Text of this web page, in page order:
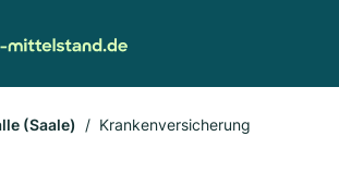
(Saale) Krankenversicherung